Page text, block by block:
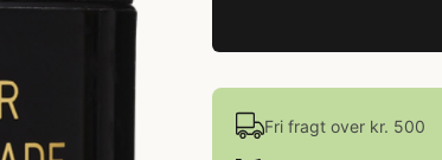
Fri fragt over kr. 500